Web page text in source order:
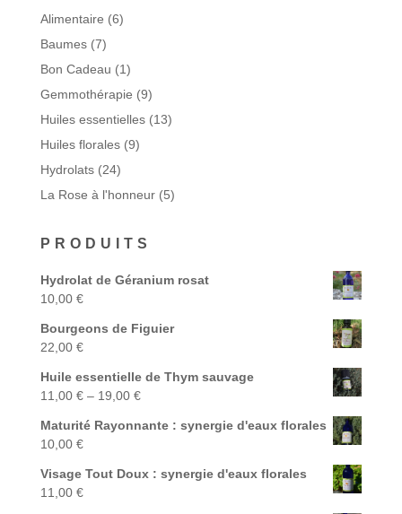
Alimentaire 66
Baumes 77
produits
Bon Cadeau 11
produit
Gemmothérapie 99
produits
Huiles essentielles 1313
Huiles florales 99
Hydrolats 2424
La Rose à l'honneur 55
PRODUITS
Hydrolat de Géranium rosat
10,00 €
Bourgeons de Figuier
22,00 €
Huile essentielle de Thym sauvage
11,00 €– 19,00 €
Maturité Rayonnante : synergie d'eaux florales
10,00 €
Visage Tout Doux : synergie d'eaux florales
11,00 €